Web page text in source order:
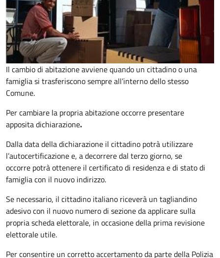
Il cambio di abitazione avviene quando un cittadino o una
famiglia si trasferiscono sempre all’interno dello stesso
Comune.
Per cambiare la propria abitazione occorre presentare
appositadichiarazione.
Dalla data della dichiarazione il cittadino potrà utilizzare
l’autocertificazione e, a decorrere dal terzo giorno, se
occorre potrà ottenere il certificato di residenza e di stato di
famiglia con il nuovo indirizzo.
Se necessario, il cittadino italiano riceverà un tagliandino
adesivo con il nuovo numero di sezione da applicare sulla
propria scheda elettorale, in occasione della prima revisione
elettorale utile.
Per consentire un corretto accertamento da parte della Polizia